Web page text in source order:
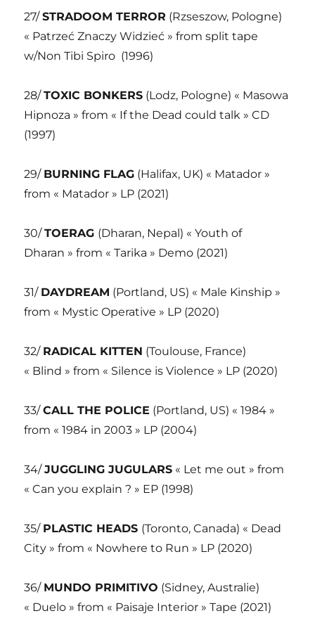
27/STRADOOM TERROR (Rzseszow, Pologne)
« Patrzeć Znaczy Widzieć » from split tape
w/Non Tibi Spiro (1996)
28/TOXIC BONKERS (Lodz, Pologne) « Masowa
Hipnoza » from « If the Dead could talk » CD
(1997)
29/ BURNING FLAG (Halifax, UK) « Matador »
from « Matador » LP (2021)
30/TOERAG (Dharan, Nepal) « Youth of
Dharan » from « Tarika » Demo (2021)
31/ DAYDREAM (Portland, US) « Male Kinship »
from « Mystic Operative » LP (2020)
32/ RADICAL KITTEN (Toulouse, France)
« Blind » from « Silence is Violence » LP (2020)
33/CALL THE POLICE (Portland, US) « 1984 »
from « 1984 in 2003 » LP (2004)
34/JUGGLING JUGULARS « Let me out » from
« Can you explain ? » EP (1998)
35/ PLASTIC HEADS (Toronto, Canada) « Dead
City » from « Nowhere to Run » LP (2020)
36/ MUNDO PRIMITIVO (Sidney, Australie)
« Duelo » from « Paisaje Interior » Tape (2021)